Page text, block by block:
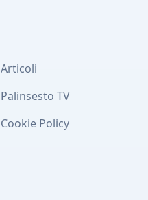
Articoli
Palinsesto TV
Cookie Policy